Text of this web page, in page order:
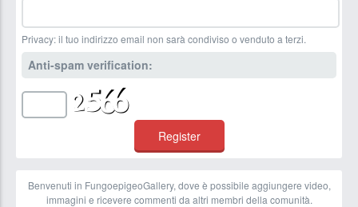
Privacy: il tuo indirizzo email non sarà condiviso o venduto a terzi.
Anti-spam verification:
Benvenuti in FungoepigeoGallery, dove è possibile aggiungere video,
immagini e ricevere commenti da altri membri della comunità.